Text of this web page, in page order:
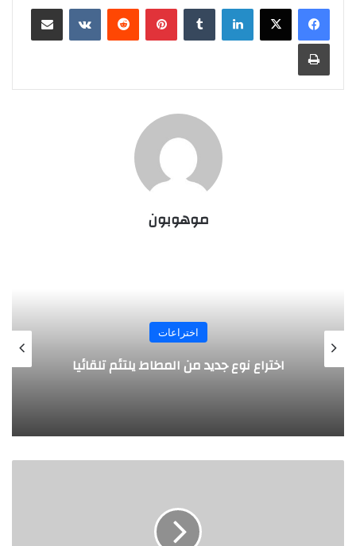
لينكدإن بينتيريست مشاركة عبر البريد
طباعة
موهوبون
اختراعات
روبوت جديد لاستكشاف أعماق البحار